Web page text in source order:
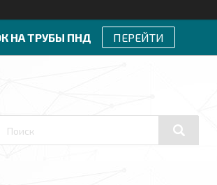
НА ТРУБЫ ПНД ПЕРЕЙТИ